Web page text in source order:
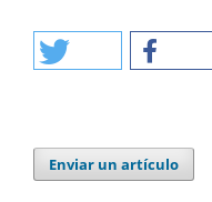
Enviar un artículo